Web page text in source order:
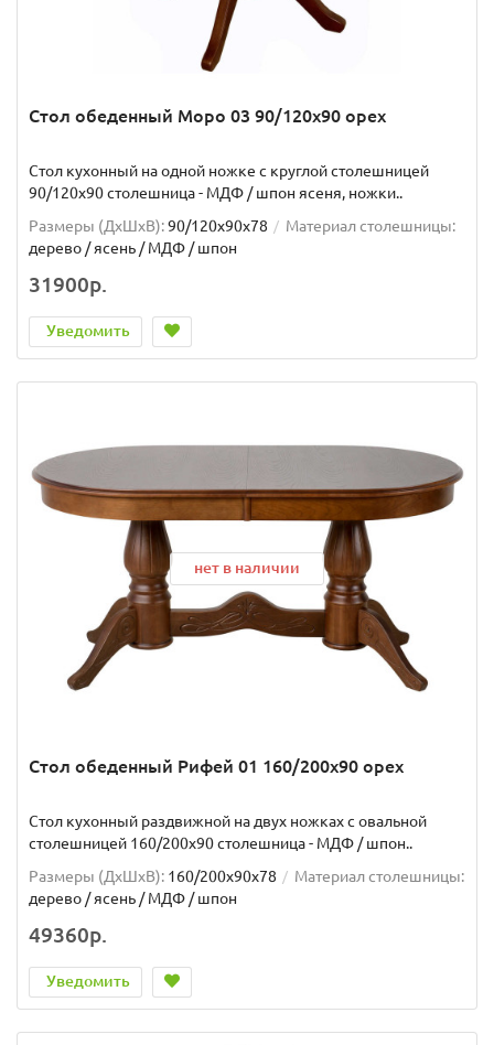
Стол обеденный Моро 03 90/120х90 орех
Стол кухонный на одной ножке с круглой столешницей
90/120х90 столешница - МДФ / шпон ясеня, ножки..
Размеры (ДхШxВ):90/120х90х78
Материал столешницы:
дерево / ясень / МДФ / шпон
31900р.
Уведомить
нет в наличии
Стол обеденный Рифей 01 160/200х90 орех
Стол кухонный раздвижной на двух ножках с овальной
столешницей 160/200х90 столешница - МДФ / шпон..
Размеры (ДхШxВ): 160/200х90х78
Материал столешницы:
дерево / ясень / МДФ / шпон
49360р.
Уведомить